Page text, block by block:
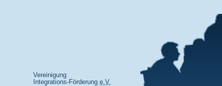
Vereinigung
Integrations-Förderung e.V.